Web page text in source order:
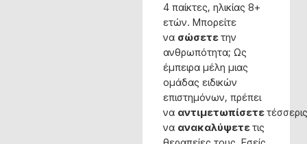
4 παίκτες, ηλικίας 8+
ετών. Μπορείτε
να σώσετετην
ανθρωπότητα; Ως
έμπειρα μέλη μιας
ομάδας ειδικών
επιστημόνων, πρέπει
να αντιμετωπίσετε
να ανακαλύψετετις